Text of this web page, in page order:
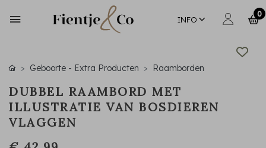
INFO
0
Geboorte - Extra Producten Raamborden
DUBBEL RAAMBORD MET
ILLUSTRATIE VAN BOSDIEREN
VLAGGEN